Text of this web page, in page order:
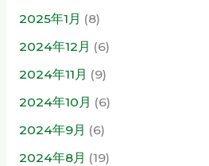
2025年1月 (8)
2024年12月 (6)
2024年11月 (9)
2024年10月 (6)
2024年9月 (6)
2024年8月 (19)